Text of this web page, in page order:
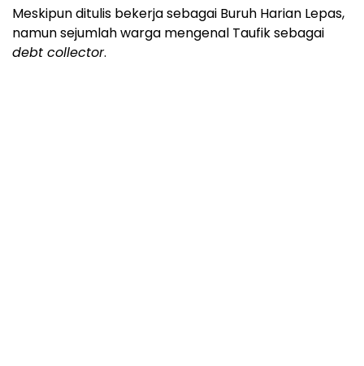
Meskipun ditulis bekerja sebagai Buruh Harian Lepas,
namun sejumlah warga mengenal Taufik sebagai
debt collector.